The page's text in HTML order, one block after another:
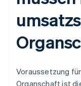
Voraussetzung
Organschaft ist